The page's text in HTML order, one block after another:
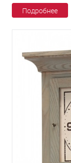
Подробнее